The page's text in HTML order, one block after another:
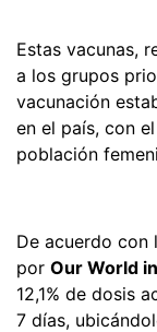
Estas vacunas,
a los grupos
vacunación
en el país, con el
población
De acuerdo
por Our World
12,1% de dosis
7 días,